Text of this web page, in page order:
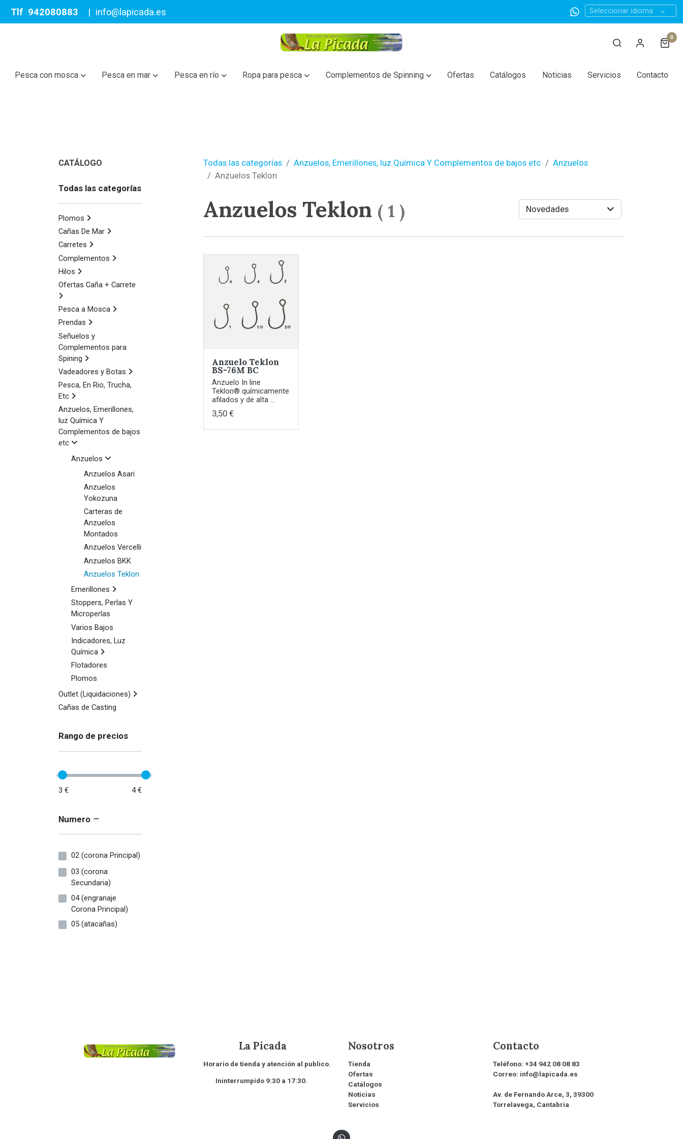
Tlf 942080883 | info@lapicada.es Seleccionar idioma
0
Pesca con mosca Pesca en mar Pesca en río Ropa para pesca Complementos de Spinning Ofertas Catálogos Noticias Servicios Contacto
CATÁLOGO
Todas las categorías
Plomos
Cañas De Mar
Carretes
Complementos
Hilos
Ofertas Caña + Carrete
Pesca a Mosca
Prendas
Señuelos y
Complementos para
Spining
Vadeadores y Botas
Pesca, En Rio, Trucha,
Etc
Anzuelos, Emerillones,
luz Química Y
Complementos de bajos
etc
Anzuelos
Anzuelos Asari
Anzuelos
Yokozuna
Carteras de
Anzuelos
Montados
Anzuelos Vercelli
Anzuelos BKK
Anzuelos Teklon
Emerillones
Stoppers, Perlas Y
Microperlas
Varios Bajos
Indicadores, Luz
Química
Flotadores
Plomos
Outlet (Liquidaciones)
Cañas de Casting
Rango de precios
3 € 4 €
Numero
02 (corona Principal)
03 (corona
Secundaria)
04 (engranaje
Corona Principal)
05 (atacañas)
Todas las categorías Anzuelos, Emerillones, luz Química Y Complementos de bajos etc
Anzuelos
Anzuelos Teklon
Anzuelos Teklon ( 1 ) Novedades
Anzuelo Teklon
BS-76M BC
Anzuelo In line
Teklon® químicamente
afilados y de alta ...
3,50 €
La Picada
Horario de tienda y atención al publico.
Ininterrumpido 9:30 a 17:30.
Nosotros
Tienda
Ofertas
Catálogos
Noticias
Servicios
Contacto
Teléfono: +34 942 08 08 83
Correo: info@lapicada.es
Av. de Fernando Arce, 3, 39300
Torrelavega, Cantabria